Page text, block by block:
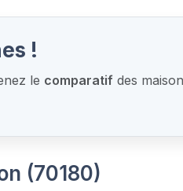
!
le comparatifdes
(70180)